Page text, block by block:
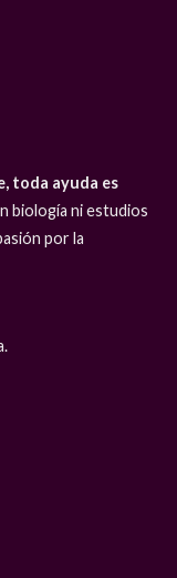
toda ayuda es
biología ni estudios
por la